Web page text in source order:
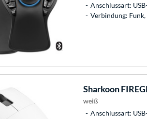
Anschlussart:
Verbindung: Funk,
Sharkoon
weiß
Anschlussart: